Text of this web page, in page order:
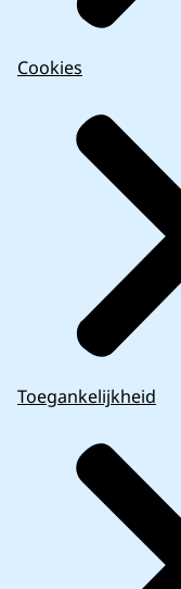
Cookies
Toegankelijkheid